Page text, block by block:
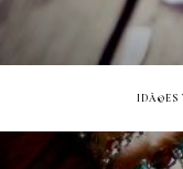
IDÃ©ES